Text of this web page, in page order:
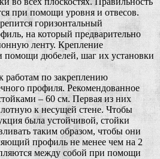
при помощи уровня и отвесов.
горизонтальный
на который предварительно
ленту. Крепление
помощи дюбелей, шаг их установки
работам по закреплению
профиля. Рекомендованное
– 60 см. Первая из них
к несущей стене. Чтобы
была устойчивой, стойки
таким образом, чтобы они
профиль не менее чем на 2
между собой при помощи